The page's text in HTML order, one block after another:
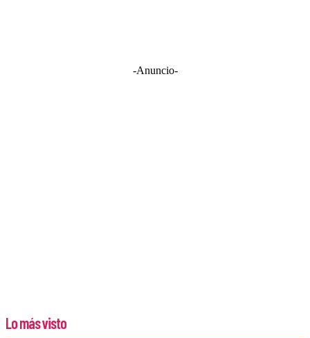
-Anuncio-
Lo más visto